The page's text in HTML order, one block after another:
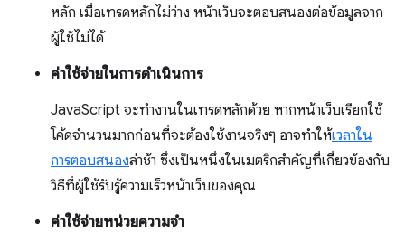
หลัก เมื่อเทรดหลักไม่ว่าง หน้าเว็บจะตอบสนองต่อข้อมูลจาก
ผู้ใช้ไม่ได้
ค่าใช้จ่ายในการดําเนินการ
JavaScript จะทำงานในเทรดหลักด้วย หากหน้าเว็บเรียกใช้
โค้ดจำนวนมากก่อนที่จะต้องใช้งานจริงๆ อาจทำให้เวลาใน
การตอบสนองล่าช้า ซึ่งเป็นหนึ่งในเมตริกสำคัญที่เกี่ยวข้องกับ
วิธีที่ผู้ใช้รับรู้ความเร็วหน้าเว็บของคุณ
ค่าใช้จ่ายหน่วยความจำ